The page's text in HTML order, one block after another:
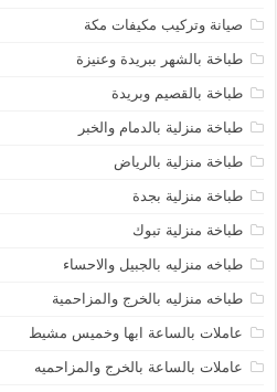
صيانة وتركيب مكيفات مكة
طباخة بالشهر ببريدة وعنيزة
طباخة بالقصيم وبريدة
طباخة منزلية بالدمام والخبر
طباخة منزلية بالرياض
طباخة منزلية بجدة
طباخة منزلية تبوك
طباخه منزليه بالجبيل والاحساء
طباخه منزليه بالخرج والمزاحمية
عاملات بالساعة ابها وخميس مشيط
عاملات بالساعة بالخرج والمزاحميه